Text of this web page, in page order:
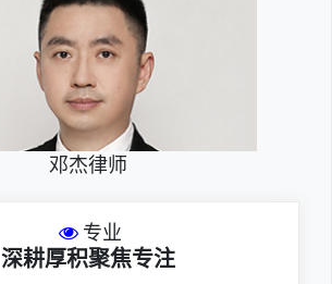
邓杰律师
专业
深耕厚积聚焦专注